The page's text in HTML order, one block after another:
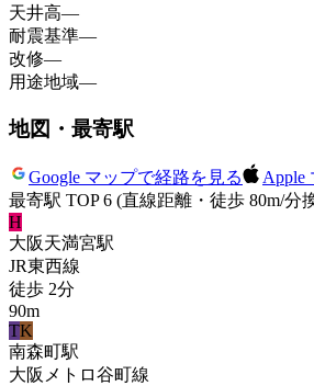
天井高—
耐震基準—
改修—
用途地域—
地図・最寄駅
Google マップで経路を見る
Apple
最寄駅 TOP 6 (直線距離・徒歩 80m/分
H
大阪天満宮駅
JR東西線
徒歩 2分
90m
TK
南森町駅
大阪メトロ谷町線